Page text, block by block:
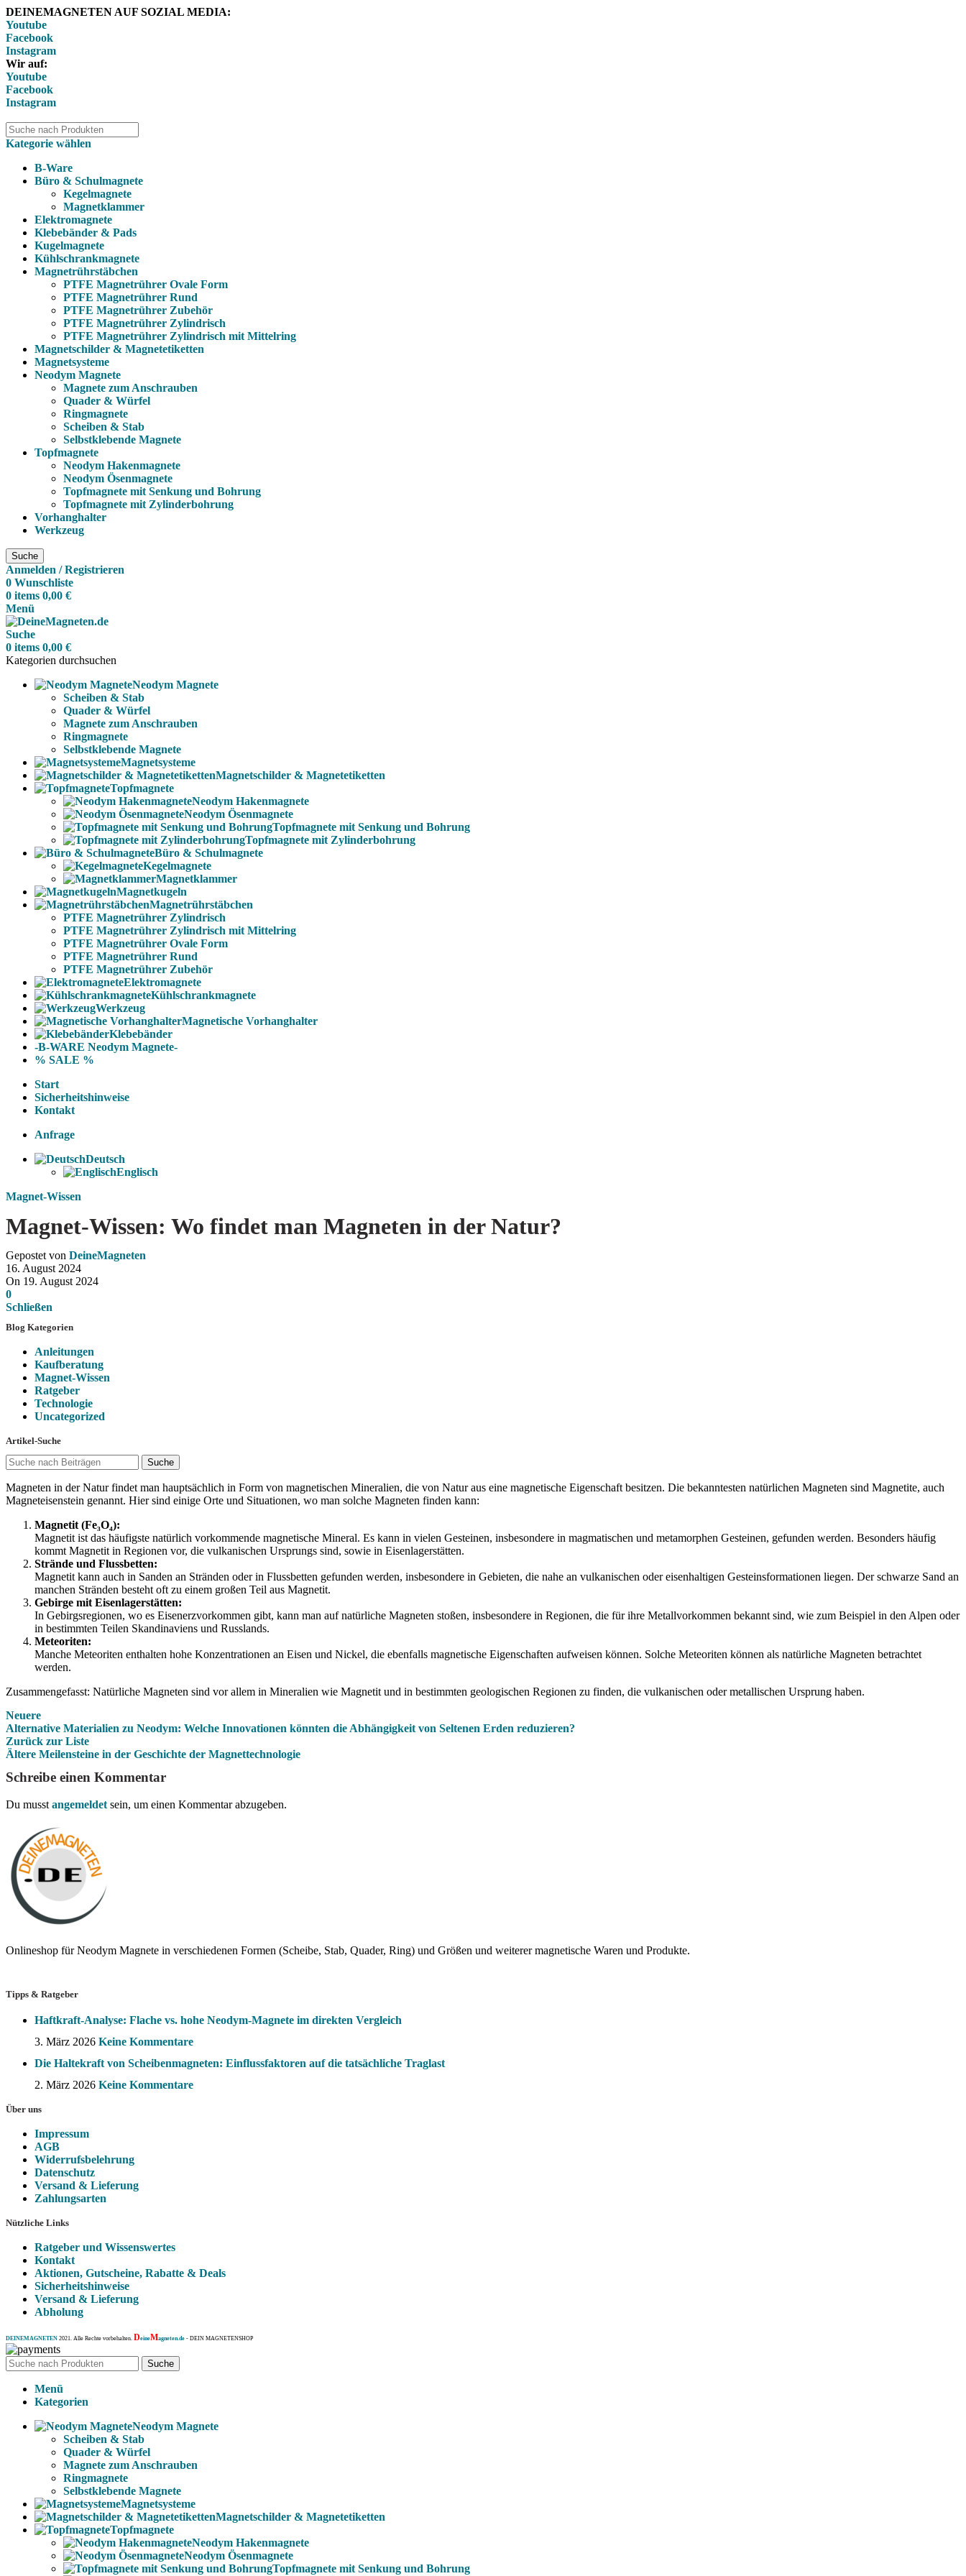
DEINEMAGNETEN AUF SOZIAL MEDIA:
Youtube
Facebook
Instagram
Wir auf:
Youtube
Facebook
Instagram
Kategorie wählen
B-Ware
Büro & Schulmagnete
Kegelmagnete
Magnetklammer
Elektromagnete
Klebebänder & Pads
Kugelmagnete
Kühlschrankmagnete
Magnetrührstäbchen
PTFE Magnetrührer Ovale Form
PTFE Magnetrührer Rund
PTFE Magnetrührer Zubehör
PTFE Magnetrührer Zylindrisch
PTFE Magnetrührer Zylindrisch mit Mittelring
Magnetschilder & Magnetetiketten
Magnetsysteme
Neodym Magnete
Magnete zum Anschrauben
Quader & Würfel
Ringmagnete
Scheiben & Stab
Selbstklebende Magnete
Topfmagnete
Neodym Hakenmagnete
Neodym Ösenmagnete
Topfmagnete mit Senkung und Bohrung
Topfmagnete mit Zylinderbohrung
Vorhanghalter
Werkzeug
Suche
Anmelden / Registrieren
0 Wunschliste
0 items 0,00 €
Menü
Suche
0 items 0,00 €
Kategorien durchsuchen
Neodym Magnete
Scheiben & Stab
Quader & Würfel
Magnete zum Anschrauben
Ringmagnete
Selbstklebende Magnete
Magnetsysteme
Magnetschilder & Magnetetiketten
Topfmagnete
Neodym Hakenmagnete
Neodym Ösenmagnete
Topfmagnete mit Senkung und Bohrung
Topfmagnete mit Zylinderbohrung
Büro & Schulmagnete
Kegelmagnete
Magnetklammer
Magnetkugeln
Magnetrührstäbchen
PTFE Magnetrührer Zylindrisch
PTFE Magnetrührer Zylindrisch mit Mittelring
PTFE Magnetrührer Ovale Form
PTFE Magnetrührer Rund
PTFE Magnetrührer Zubehör
Elektromagnete
Kühlschrankmagnete
Werkzeug
Magnetische Vorhanghalter
Klebebänder
-B-WARE Neodym Magnete-
% SALE %
Start
Sicherheitshinweise
Kontakt
Anfrage
Deutsch
Englisch
Magnet-Wissen
Magnet-Wissen: Wo findet man Magneten in der Natur?
Gepostet von DeineMagneten
16. August 2024
On 19. August 2024
0
Schließen
Blog Kategorien
Anleitungen
Kaufberatung
Magnet-Wissen
Ratgeber
Technologie
Uncategorized
Artikel-Suche
Suche
Magneten in der Natur findet man hauptsächlich in Form von magnetischen Mineralien, die von Natur aus eine magnetische Eigenschaft besitzen. Die bekanntesten natürlichen Magneten sind Magnetite, auch
Magneteisenstein genannt. Hier sind einige Orte und Situationen, wo man solche Magneten finden kann:
Magnetit (Fe₃O₄):
Magnetit ist das häufigste natürlich vorkommende magnetische Mineral. Es kann in vielen Gesteinen, insbesondere in magmatischen und metamorphen Gesteinen, gefunden werden. Besonders häufig
kommt Magnetit in Regionen vor, die vulkanischen Ursprungs sind, sowie in Eisenlagerstätten.
Strände und Flussbetten:
Magnetit kann auch in Sanden an Stränden oder in Flussbetten gefunden werden, insbesondere in Gebieten, die nahe an vulkanischen oder eisenhaltigen Gesteinsformationen liegen. Der schwarze Sand an
manchen Stränden besteht oft zu einem großen Teil aus Magnetit.
Gebirge mit Eisenlagerstätten:
In Gebirgsregionen, wo es Eisenerzvorkommen gibt, kann man auf natürliche Magneten stoßen, insbesondere in Regionen, die für ihre Metallvorkommen bekannt sind, wie zum Beispiel in den Alpen oder
in bestimmten Teilen Skandinaviens und Russlands.
Meteoriten:
Manche Meteoriten enthalten hohe Konzentrationen an Eisen und Nickel, die ebenfalls magnetische Eigenschaften aufweisen können. Solche Meteoriten können als natürliche Magneten betrachtet
werden.
Zusammengefasst: Natürliche Magneten sind vor allem in Mineralien wie Magnetit und in bestimmten geologischen Regionen zu finden, die vulkanischen oder metallischen Ursprung haben.
Neuere
Alternative Materialien zu Neodym: Welche Innovationen könnten die Abhängigkeit von Seltenen Erden reduzieren?
Zurück zur Liste
Ältere Meilensteine in der Geschichte der Magnettechnologie
Schreibe einen Kommentar
Du musst angemeldet sein, um einen Kommentar abzugeben.
Onlineshop für Neodym Magnete in verschiedenen Formen (Scheibe, Stab, Quader, Ring) und Größen und weiterer magnetische Waren und Produkte.
Tipps & Ratgeber
Haftkraft-Analyse: Flache vs. hohe Neodym-Magnete im direkten Vergleich
3. März 2026 Keine Kommentare
Die Haltekraft von Scheibenmagneten: Einflussfaktoren auf die tatsächliche Traglast
2. März 2026 Keine Kommentare
Über uns
Impressum
AGB
Widerrufsbelehrung
Datenschutz
Versand & Lieferung
Zahlungsarten
Nützliche Links
Ratgeber und Wissenswertes
Kontakt
Aktionen, Gutscheine, Rabatte & Deals
Sicherheitshinweise
Versand & Lieferung
Abholung
DEINEMAGNETEN 2021. Alle Rechte vorbehalten. DeineMagneten.de - DEIN MAGNETENSHOP
Suche
Menü
Kategorien
Neodym Magnete
Scheiben & Stab
Quader & Würfel
Magnete zum Anschrauben
Ringmagnete
Selbstklebende Magnete
Magnetsysteme
Magnetschilder & Magnetetiketten
Topfmagnete
Neodym Hakenmagnete
Neodym Ösenmagnete
Topfmagnete mit Senkung und Bohrung